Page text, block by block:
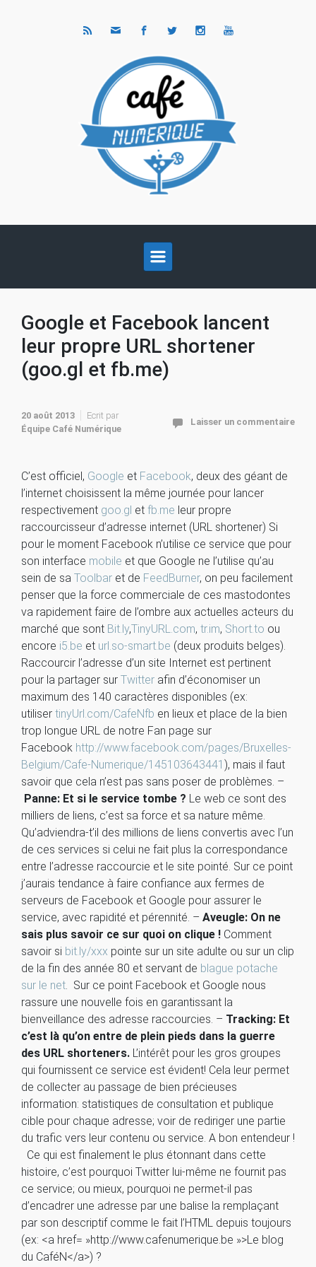
Google et Facebook lancent
leur propre URL shortener
(goo.gl et fb.me)
20 août 2013
Ecrit par
Équipe Café Numérique
Laisser un commentaire
C’est officiel, Google et Facebook, deux des géant de
l’internet choisissent la même journée pour lancer
respectivement goo.gl et fb.me leur propre
raccourcisseur d’adresse internet (URL shortener) Si
pour le moment Facebook n’utilise ce service que pour
son interface mobile et que Google ne l’utilise qu’au
sein de sa Toolbar et de FeedBurner, on peu facilement
penser que la force commerciale de ces mastodontes
va rapidement faire de l’ombre aux actuelles acteurs du
marché que sont Bit.ly,TinyURL.com, tr.im, Short.to ou
encore i5.be et url.so-smart.be (deux produits belges).
Raccourcir l’adresse d’un site Internet est pertinent
pour la partager sur Twitter afin d’économiser un
maximum des 140 caractères disponibles (ex:
utiliser tinyUrl.com/CafeNfb en lieux et place de la bien
trop longue URL de notre Fan page sur
Facebook http://www.facebook.com/pages/Bruxelles-
Belgium/Cafe-Numerique/145103643441 ), mais il faut
savoir que cela n’est pas sans poser de problèmes. –
Panne: Et si le service tombe ? Le web ce sont des
milliers de liens, c’est sa force et sa nature même.
Qu’adviendra-t’il des millions de liens convertis avec l’un
de ces services si celui ne fait plus la correspondance
entre l’adresse raccourcie et le site pointé. Sur ce point
j’aurais tendance à faire confiance aux fermes de
serveurs de Facebook et Google pour assurer le
service, avec rapidité et pérennité. – Aveugle: On ne
sais plus savoir ce sur quoi on clique ! Comment
savoir si bit.ly/xxx pointe sur un site adulte ou sur un clip
de la fin des année 80 et servant de blague potache
sur le net. Sur ce point Facebook et Google nous
rassure une nouvelle fois en garantissant la
bienveillance des adresse raccourcies. – Tracking: Et
c’est là qu’on entre de plein pieds dans la guerre
des URL shorteners. L’intérêt pour les gros groupes
qui fournissent ce service est évident! Cela leur permet
de collecter au passage de bien précieuses
information: statistiques de consultation et publique
cible pour chaque adresse; voir de rediriger une partie
du trafic vers leur contenu ou service. A bon entendeur !
Ce qui est finalement le plus étonnant dans cette
histoire, c’est pourquoi Twitter lui-même ne fournit pas
ce service; ou mieux, pourquoi ne permet-il pas
d’encadrer une adresse par une balise la remplaçant
par son descriptif comme le fait l’HTML depuis toujours
(ex: <a href= »http://www.cafenumerique.be »>Le blog
du CaféN</a>) ?